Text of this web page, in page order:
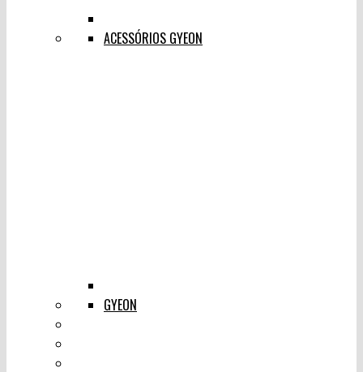
ACESSÓRIOS GYEON
GYEON